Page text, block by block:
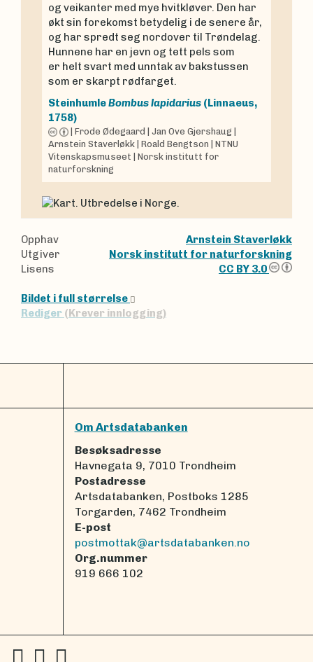
og veikanter med mye hvitkløver. Den har
økt sin forekomst betydelig i de senere år,
og har spredt seg nordover til Trøndelag.
Hunnene har en jevn og tett pels som
er helt svart med unntak av bakstussen
som er skarpt rødfarget.
SteinhumleBombus lapidarius (Linnaeus,
1758)
Frode Ødegaard Jan Ove Gjershaug
Arnstein Staverløkk Roald Bengtson
NTNU
Vitenskapsmuseet
Norsk institutt for
naturforskning
Opphav
Arnstein Staverløkk
Utgiver
Norsk institutt for naturforskning
Lisens
CC BY 3.0
Bildet i full størrelse
Rediger (Krever innlogging)
Om Artsdatabanken
Besøksadresse
Havnegata 9, 7010 Trondheim
Postadresse
Artsdatabanken, Postboks 1285
Torgarden, 7462 Trondheim
E-post
postmottak@artsdatabanken.no
Org.nummer
919 666 102